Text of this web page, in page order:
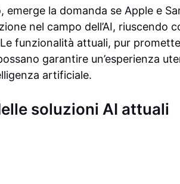
emerge la domanda se Apple e
nel campo dell’AI, riuscendo
funzionalità attuali, pur
garantire un’esperienza
artificiale.
soluzioni AI attuali